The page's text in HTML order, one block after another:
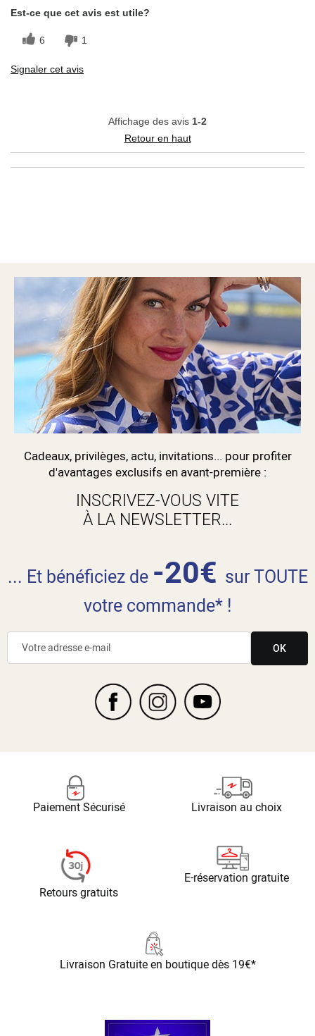
Est-ce que cet avis est utile?
6 1
Signaler cet avis
Affichage des avis 1-2
Retour en haut
Cadeaux, privilèges, actu, invitations... pour profiter
d'avantages exclusifs en avant-première :
INSCRIVEZ-VOUS VITE
À LA NEWSLETTER...
... Et bénéficiez de -20€ sur TOUTE
votre commande* !
OK
Paiement Sécurisé Livraison au choix
Retours gratuits
E-réservation gratuite
Livraison Gratuiteen boutique dès 19€*